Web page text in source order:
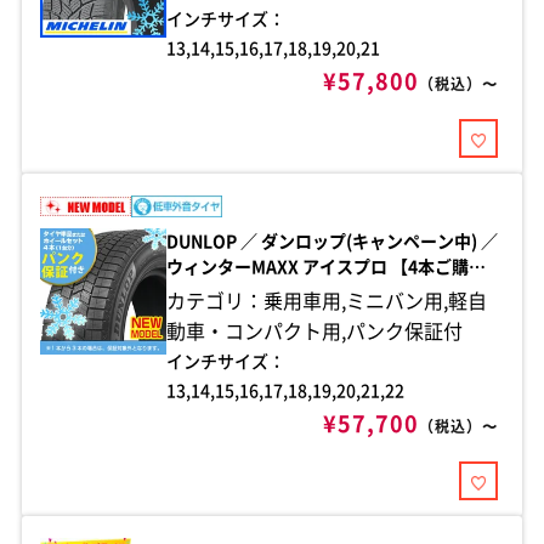
インチサイズ：
13,14,15,16,17,18,19,20,21
¥57,800 （税込）〜
DUNLOP ／ ダンロップ(キャンペーン中) ／
ウィンターMAXX アイスプロ 【4本ご購入
でパンク保証付き】
カテゴリ：乗用車用,ミニバン用,軽自
動車・コンパクト用,パンク保証付
インチサイズ：
13,14,15,16,17,18,19,20,21,22
¥57,700 （税込）〜